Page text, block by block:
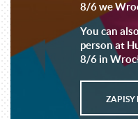
8/6 we
You can
person at
8/6 in
ZAPISY